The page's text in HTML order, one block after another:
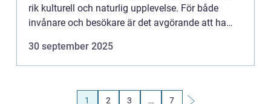
rik kulturell och naturlig upplevelse. För både
invånare och besökare är det avgörande att ha
30 september 2025
1 2 3 … 7